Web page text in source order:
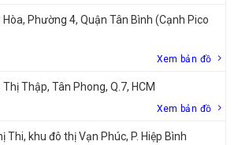
Hòa, Phường 4, Quận Tân Bình (Cạnh Pico
Xem bản đồ
Thập, Tân Phong, Q.7, HCM
Xem bản đồ
Thi, khu đô thị Vạn Phúc, P. Hiệp Bình